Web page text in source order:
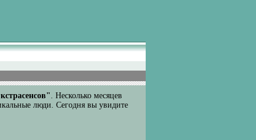
. Несколько месяцев
люди. Сегодня вы увидите